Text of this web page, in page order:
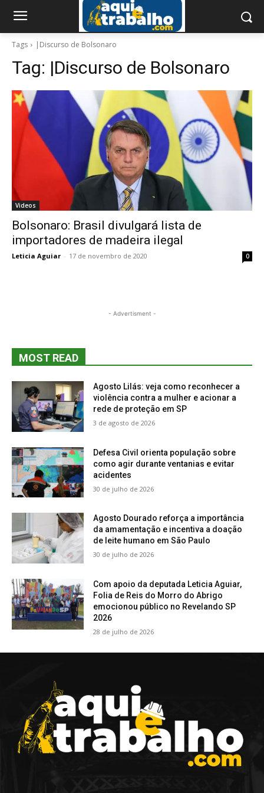
Tags |Discurso de Bolsonaro
Tag: |Discurso de Bolsonaro
Videos
Bolsonaro: Brasil divulgará lista de
importadores de madeira ilegal
Leticia Aguiar - 17 de novembro de 2020 0
- Advertisment -
MOST READ
Agosto Lilás: veja como reconhecer a
violência contra a mulher e acionar a
rede de proteção em SP
3 de agosto de 2026
Defesa Civil orienta população sobre
como agir durante ventanias e evitar
acidentes
30 de julho de 2026
Agosto Dourado reforça a importância
da amamentação e incentiva a doação
de leite humano em São Paulo
30 de julho de 2026
Com apoio da deputada Leticia Aguiar,
Folia de Reis do Morro do Abrigo
emocionou público no Revelando SP
2026
28 de julho de 2026